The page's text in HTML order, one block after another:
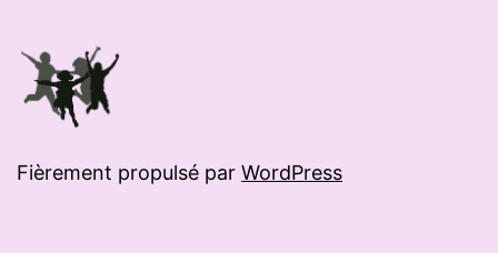
Fièrement propulsé par WordPress